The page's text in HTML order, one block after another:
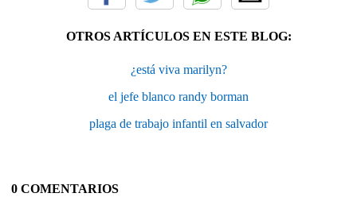
OTROS ARTÍCULOS EN ESTE BLOG:
¿está viva marilyn?
el jefe blanco randy borman
plaga de trabajo infantil en salvador
0 COMENTARIOS